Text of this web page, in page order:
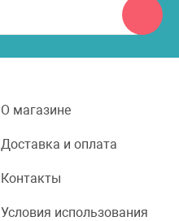
О магазине
Доставка и оплата
Контакты
Условия использования